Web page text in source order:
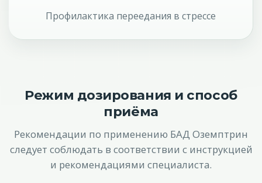
Профилактика переедания в стрессе
Режим дозирования и способ
приёма
Рекомендации по применению БАД Оземптрин
следует соблюдать в соответствии с инструкцией
и рекомендациями специалиста.